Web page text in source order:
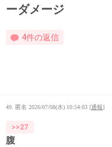
ーダメージ
4件の返信
49. 匿名 2026/07/08(水) 10:54:03 [通報]
>>27
腹